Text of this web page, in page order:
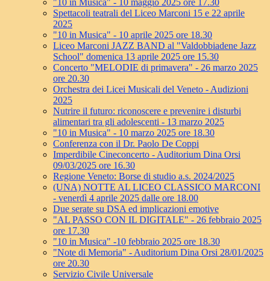
"10 in Musica" - 10 maggio 2025 ore 17.30
Spettacoli teatrali del Liceo Marconi 15 e 22 aprile
2025
"10 in Musica" - 10 aprile 2025 ore 18.30
Liceo Marconi JAZZ BAND al "Valdobbiadene Jazz
School" domenica 13 aprile 2025 ore 15.30
Concerto "MELODIE di primavera" - 26 marzo 2025
ore 20.30
Orchestra dei Licei Musicali del Veneto - Audizioni
2025
Nutrire il futuro: riconoscere e prevenire i disturbi
alimentari tra gli adolescenti - 13 marzo 2025
"10 in Musica" - 10 marzo 2025 ore 18.30
Conferenza con il Dr. Paolo De Coppi
Imperdibile Cineconcerto - Auditorium Dina Orsi
09/03/2025 ore 16.30
Regione Veneto: Borse di studio a.s. 2024/2025
(UNA) NOTTE AL LICEO CLASSICO MARCONI
- venerdì 4 aprile 2025 dalle ore 18.00
Due serate su DSA ed implicazioni emotive
"AL PASSO CON IL DIGITALE" - 26 febbraio 2025
ore 17.30
"10 in Musica" -10 febbraio 2025 ore 18.30
"Note di Memoria" - Auditorium Dina Orsi 28/01/2025
ore 20.30
Servizio Civile Universale